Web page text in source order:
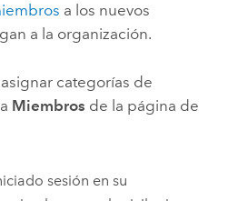
a los nuevos
a la organización.
categorías de
Miembros de la página de
sesión en su